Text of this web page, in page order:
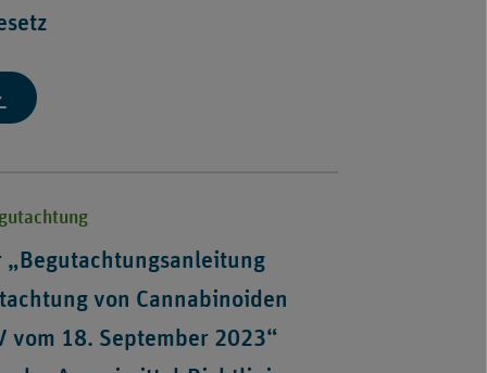
„Begutachtungsanleitung
von Cannabinoiden
vom 18. September 2023“